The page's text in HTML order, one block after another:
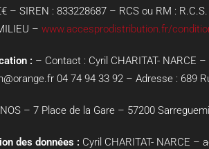
€ – SIREN : 833228687– RCS ou RM :
– www.accesprodistribution.fr/
: – Contact : Cyril CHARITAT- NARCE
04 74 94 33 92 – Adresse : 689
– 7 Place de la Gare – 57200
des données : Cyril CHARITAT- NARCE –